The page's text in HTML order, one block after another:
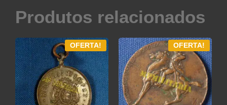
Produtos relacionados
OFERTA! OFERTA!